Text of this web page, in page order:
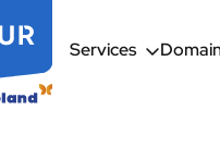
Services